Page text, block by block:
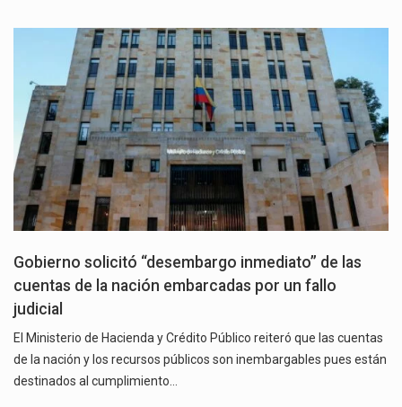
Gobierno solicitó “desembargo inmediato” de las
cuentas de la nación embarcadas por un fallo
judicial
El Ministerio de Hacienda y Crédito Público reiteró que las cuentas
de la nación y los recursos públicos son inembargables pues están
destinados al cumplimiento…